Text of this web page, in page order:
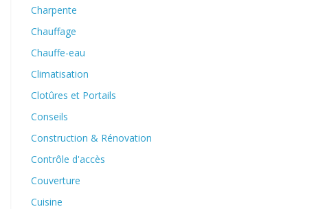
Charpente
Chauffage
Chauffe-eau
Climatisation
Clotûres et Portails
Conseils
Construction & Rénovation
Contrôle d'accès
Couverture
Cuisine